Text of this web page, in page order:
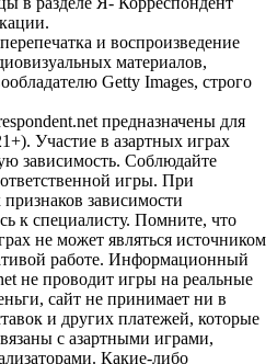
и воспроизведение
материалов,
Getty Images, строго
предназначены для
Участие в азартных играх
зависимость. Соблюдайте
игры. При
зависимости
к специалисту. Помните, что
не может являться источником
работе. Информационный
не проводит игры на реальные
сайт не принимает ни в
и других платежей, которые
с азартными играми,
Какие-либо